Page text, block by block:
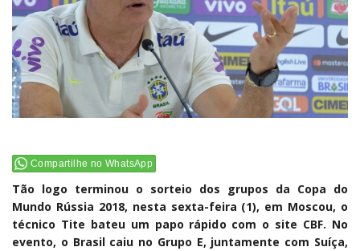
Compartilhe no WhatsApp
Tão logo terminou o sorteio dos grupos da Copa do
Mundo Rússia 2018, nesta sexta-feira (1), em Moscou, o
técnico Tite bateu um papo rápido com o site CBF. No
evento, o Brasil caiu no Grupo E, juntamente com Suíça,